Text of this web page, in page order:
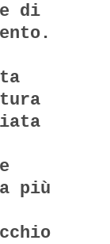
di
più